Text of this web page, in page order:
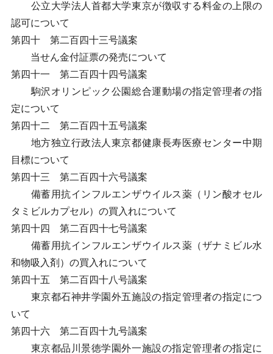
公立大学法人首都大学東京が徴収する料金の上限の
認可について
第四十 第二百四十三号議案
当せん金付証票の発売について
第四十一 第二百四十四号議案
駒沢オリンピック公園総合運動場の指定管理者の指
定について
第四十二 第二百四十五号議案
地方独立行政法人東京都健康長寿医療センター中期
目標について
第四十三 第二百四十六号議案
備蓄用抗インフルエンザウイルス薬（リン酸オセル
タミビルカプセル）の買入れについて
第四十四 第二百四十七号議案
備蓄用抗インフルエンザウイルス薬（ザナミビル水
和物吸入剤）の買入れについて
第四十五 第二百四十八号議案
東京都石神井学園外五施設の指定管理者の指定につ
いて
第四十六 第二百四十九号議案
東京都品川景徳学園外一施設の指定管理者の指定に